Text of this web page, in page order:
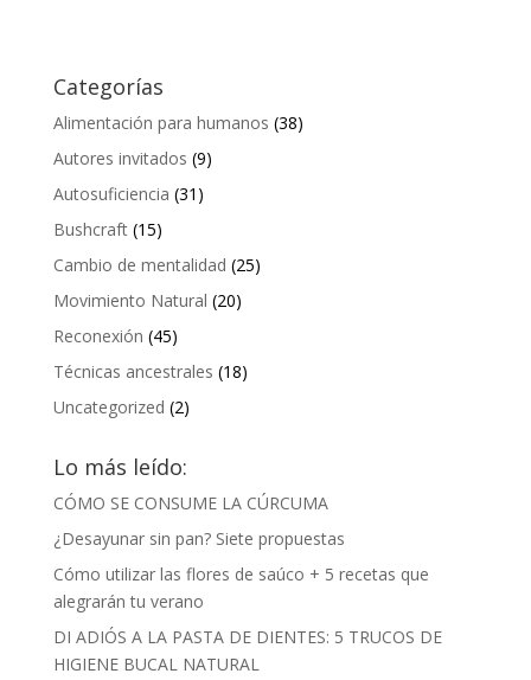
Categorías
Alimentación para humanos (38)
Autores invitados (9)
Autosuficiencia (31)
Bushcraft(15)
Cambio de mentalidad (25)
Movimiento Natural (20)
Reconexión (45)
Técnicas ancestrales (18)
Uncategorized (2)
Lo más leído:
CÓMO SE CONSUME LA CÚRCUMA
¿Desayunar sin pan? Siete propuestas
Cómo utilizar las flores de saúco + 5 recetas que
alegrarán tu verano
DI ADIÓS A LA PASTA DE DIENTES: 5 TRUCOS DE
HIGIENE BUCAL NATURAL